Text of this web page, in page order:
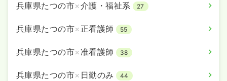
兵庫県たつの市×介護・福祉系 27
兵庫県たつの市× 正看護師 55
兵庫県たつの市×准看護師 38
兵庫県たつの市× 日勤のみ 44